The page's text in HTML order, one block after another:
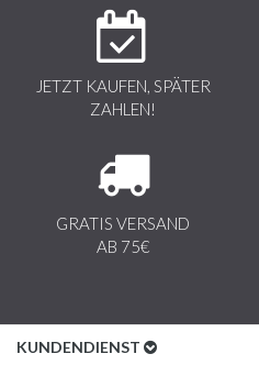
JETZT KAUFEN, SPÄTER
ZAHLEN!
GRATIS VERSAND
AB 75€
KUNDENDIENST